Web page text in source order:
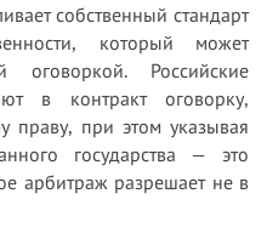
собственный стандарт
который может
оговоркой. Российские
в контракт оговорку,
праву, при этом указывая
государства — это
арбитраж разрешает не в